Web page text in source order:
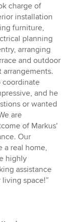
charge of
installation
furniture,
planning
arranging
and outdoor
coordinate
and he
or wanted
are
of Markus'
Our
a real home,
highly
assistance
space!”